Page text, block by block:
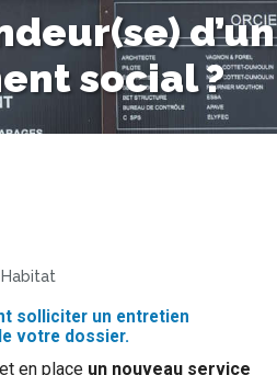
d’un
social ?
Habitat
solliciter un entretien
votre dossier.
en place un nouveau service